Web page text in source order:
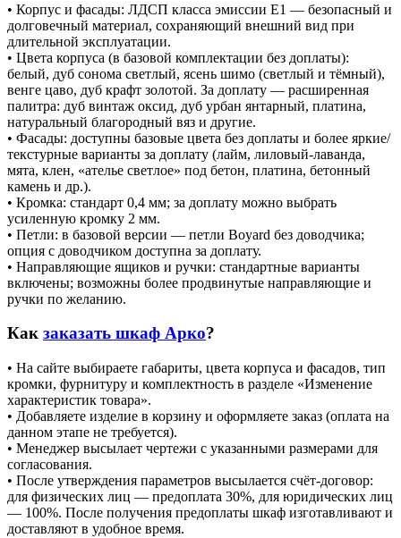
• Корпус и фасады: ЛДСП класса эмиссии Е1 — безопасный и
долговечный материал, сохраняющий внешний вид при
длительной эксплуатации.
• Цвета корпуса (в базовой комплектации без доплаты):
белый, дуб сонома светлый, ясень шимо (светлый и тёмный),
венге цаво, дуб крафт золотой. За доплату — расширенная
палитра: дуб винтаж оксид, дуб урбан янтарный, платина,
натуральный благородный вяз и другие.
• Фасады: доступны базовые цвета без доплаты и более яркие/
текстурные варианты за доплату (лайм, лиловый‑лаванда,
мята, клен, «ателье светлое» под бетон, платина, бетонный
камень и др.).
• Кромка: стандарт 0,4 мм; за доплату можно выбрать
усиленную кромку 2 мм.
• Петли: в базовой версии — петли Boyard без доводчика;
опция с доводчиком доступна за доплату.
• Направляющие ящиков и ручки: стандартные варианты
включены; возможны более продвинутые направляющие и
ручки по желанию.
Как заказать шкаф Арко?
• На сайте выбираете габариты, цвета корпуса и фасадов, тип
кромки, фурнитуру и комплектность в разделе «Изменение
характеристик товара».
• Добавляете изделие в корзину и оформляете заказ (оплата на
данном этапе не требуется).
• Менеджер высылает чертежи с указанными размерами для
согласования.
• После утверждения параметров высылается счёт‑договор:
для физических лиц — предоплата 30%, для юридических лиц
— 100%. После получения предоплаты шкаф изготавливают и
доставляют в удобное время.